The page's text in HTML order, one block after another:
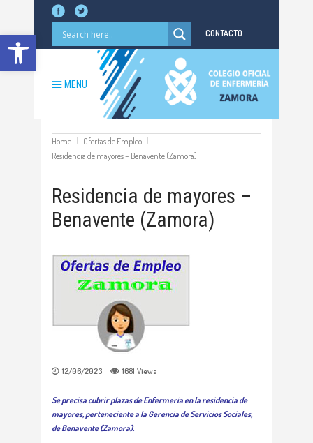
Abrir barra de herramientas CONTACTO
MENU
Home
Ofertas de Empleo
Residencia de mayores – Benavente (Zamora)
Residencia de mayores –
Benavente (Zamora)
12/06/2023 1681 Views
Se precisa cubrir plazas de Enfermería en la residencia de
mayores, perteneciente a la Gerencia de Servicios Sociales,
de Benavente (Zamora).